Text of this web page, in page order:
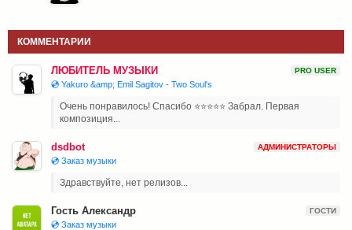
КОММЕНТАРИИ
ЛЮБИТЕЛЬ МУЗЫКИ PRO USER
💿 Yakuro &amp; Emil Sagitov - Two Soul's
Очень понравилось! Спасибо ⭐⭐⭐⭐⭐ Забрал. Первая
композиция...
dsdbot АДМИНИСТРАТОРЫ
💿 Заказ музыки
Здравствуйте, нет релизов...
Гость Александр ГОСТИ
💿 Заказ музыки